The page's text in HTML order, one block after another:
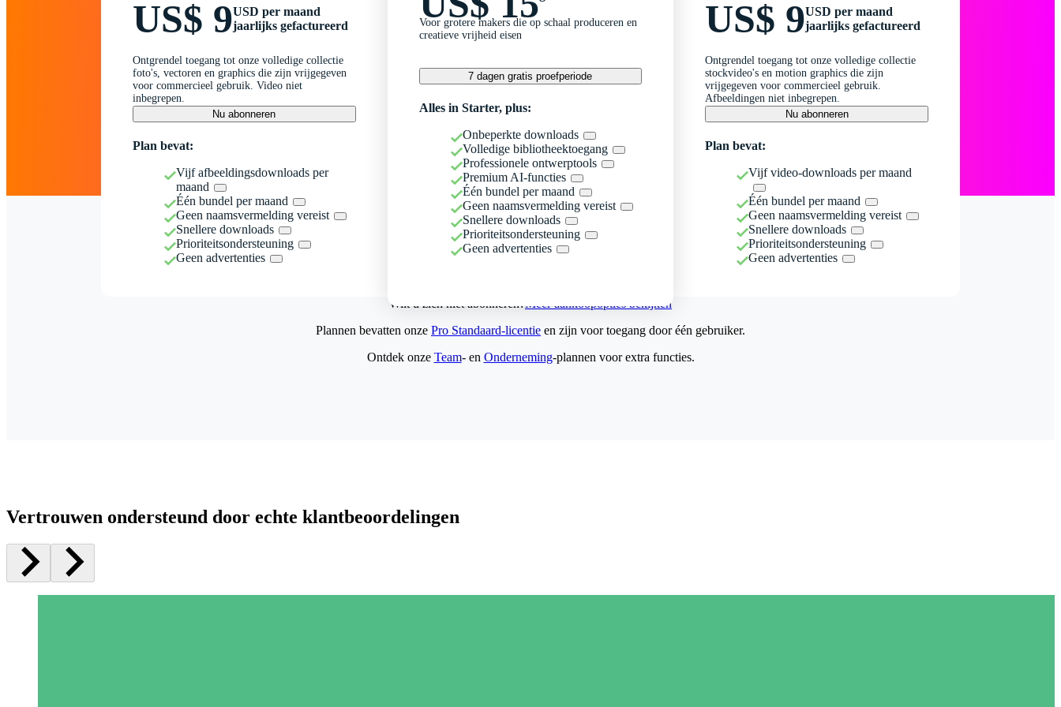
US$ 9USD per maand
jaarlijks gefactureerd
Ontgrendel toegang tot onze volledige collectie
foto's, vectoren en graphics die zijn vrijgegeven
voor commercieel gebruik. Video niet
inbegrepen.
Nu abonneren
Plan bevat:
Vijf afbeeldingsdownloads per
maand
Één bundel per maand
Geen naamsvermelding vereist
Snellere downloads
Prioriteitsondersteuning
Geen advertenties
Voor grotere makers die op schaal produceren en
creatieve vrijheid eisen
7 dagen gratis proefperiode
Alles in Starter, plus:
Onbeperkte downloads
Volledige bibliotheektoegang
Professionele ontwerptools
Premium AI-functies
Één bundel per maand
Geen naamsvermelding vereist
Snellere downloads
Prioriteitsondersteuning
Geen advertenties
US$ 9USD per maand
jaarlijks gefactureerd
Ontgrendel toegang tot onze volledige collectie
stockvideo's en motion graphics die zijn
vrijgegeven voor commercieel gebruik.
Afbeeldingen niet inbegrepen.
Nu abonneren
Plan bevat:
Vijf video-downloads per maand
Één bundel per maand
Geen naamsvermelding vereist
Snellere downloads
Prioriteitsondersteuning
Geen advertenties
Wilt u zich niet abonneren?Meer aankoopopties bekijken
Plannen bevatten onze Pro Standaard-licentie en zijn voor toegang door één gebruiker.
Ontdek onze Team- en Onderneming-plannen voor extra functies.
Vertrouwen ondersteund door echte klantbeoordelingen